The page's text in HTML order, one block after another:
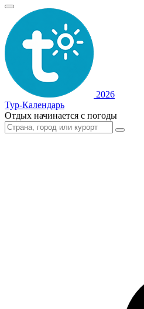
2026
Тур-Календарь
Отдых начинается с погоды